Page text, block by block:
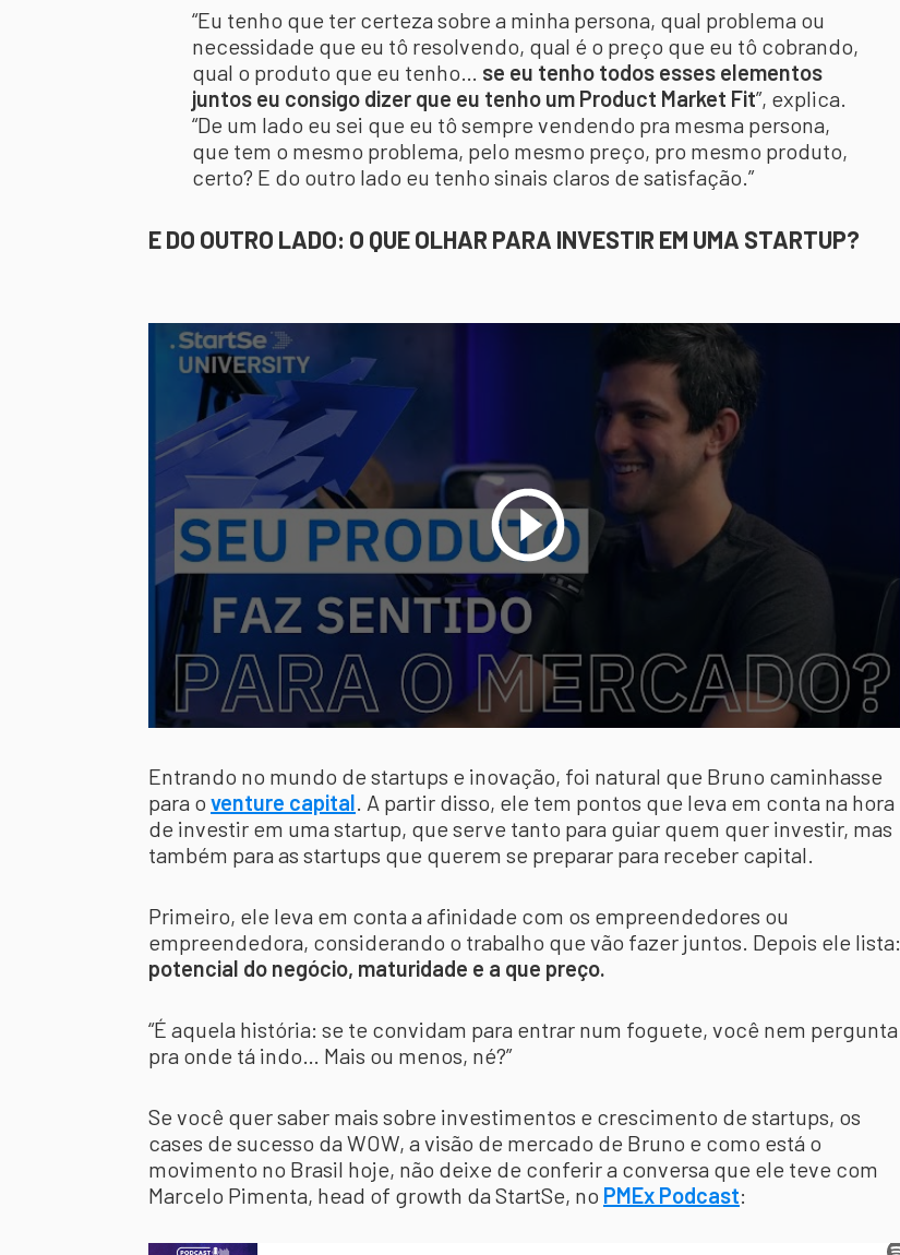
“Eu tenho que ter certeza sobre a minha persona, qual problema ou
necessidade que eu tô resolvendo, qual é o preço que eu tô cobrando,
qual o produto que eu tenho… se eu tenho todos esses elementos
juntos eu consigo dizer que eu tenho um Product Market Fit”, explica.
“De um lado eu sei que eu tô sempre vendendo pra mesma persona,
que tem o mesmo problema, pelo mesmo preço, pro mesmo produto,
certo? E do outro lado eu tenho sinais claros de satisfação.”
E DO OUTRO LADO: O QUE OLHAR PARA INVESTIR EM UMA STARTUP?
Entrando no mundo de startups e inovação, foi natural que Bruno caminhasse
para o venture capital . A partir disso, ele tem pontos que leva em conta na hora
de investir em uma startup, que serve tanto para guiar quem quer investir, mas
também para as startups que querem se preparar para receber capital.
Primeiro, ele leva em conta a afinidade com os empreendedores ou
empreendedora, considerando o trabalho que vão fazer juntos. Depois ele lista:
potencial do negócio, maturidade e a que preço.
“É aquela história: se te convidam para entrar num foguete, você nem pergunta
pra onde tá indo… Mais ou menos, né?”
Se você quer saber mais sobre investimentos e crescimento de startups, os
cases de sucesso da WOW, a visão de mercado de Bruno e como está o
movimento no Brasil hoje, não deixe de conferir a conversa que ele teve com
Marcelo Pimenta, head of growth da StartSe, no PMEx Podcast: